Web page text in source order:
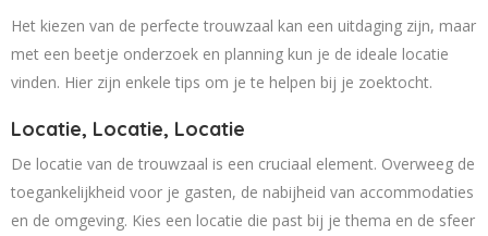
Het kiezen van de perfecte trouwzaal kan een uitdaging zijn, maar
met een beetje onderzoek en planning kun je de ideale locatie
vinden. Hier zijn enkele tips om je te helpen bij je zoektocht.
Locatie, Locatie, Locatie
De locatie van de trouwzaal is een cruciaal element. Overweeg de
toegankelijkheid voor je gasten, de nabijheid van accommodaties
en de omgeving. Kies een locatie die past bij je thema en de sfeer